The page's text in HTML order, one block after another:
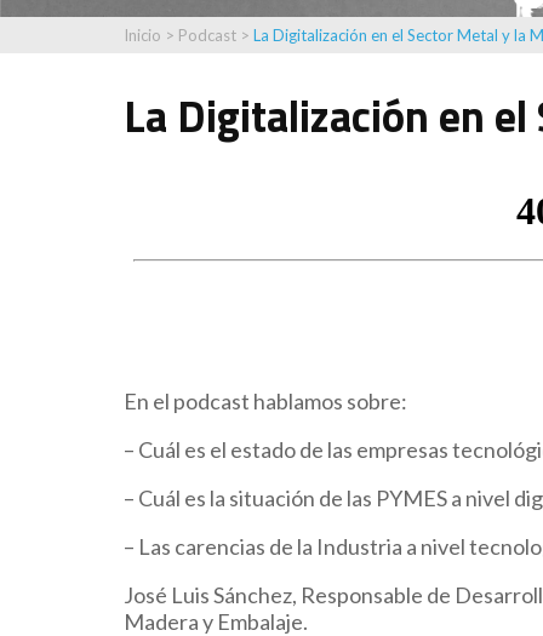
Inicio > Podcast > La Digitalización en el Sector Metal y la
La Digitalización en
En el podcast hablamos sobre:
– Cuál es el estado de las empresas
– Cuál es la situación de las PYMES a nivel
– Las carencias de la Industria a nivel
José Luis Sánchez, Responsable de
Madera y Embalaje.